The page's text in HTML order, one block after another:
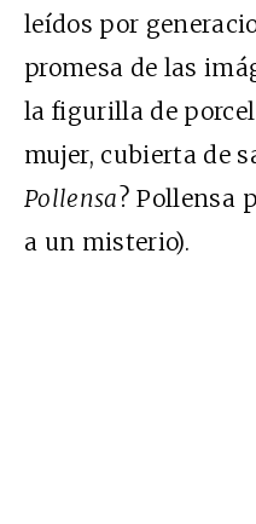
leídos por
promesa de las
la figurilla de
mujer, cubierta de
Pollensa ? Pollensa
a un misterio).